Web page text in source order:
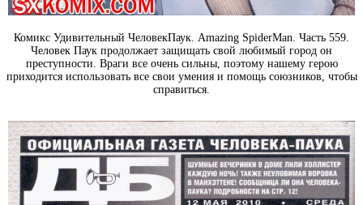
Комикс Удивительный ЧеловекПаук. Amazing SpiderMan. Часть 559.
Человек Паук продолжает защищать свой любимый город он
преступности. Враги все очень сильны, поэтому нашему герою
приходится использовать все свои умения и помощь союзников, чтобы
справиться.